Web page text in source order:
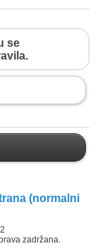
se
(normalni
zadržana.